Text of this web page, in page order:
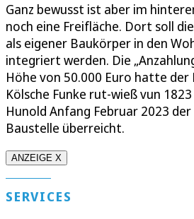
Ganz bewusst ist aber im
noch eine Freifläche. Dort soll
als eigener Baukörper in den
integriert werden. Die
Höhe von 50.000 Euro hatte
Kölsche Funke rut-wieß vun
Hunold Anfang Februar 2023
Baustelle überreicht.
ANZEIGE X
SERVICES